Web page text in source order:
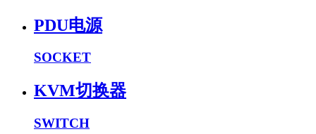
PDU电源
SOCKET
KVM切换器
SWITCH